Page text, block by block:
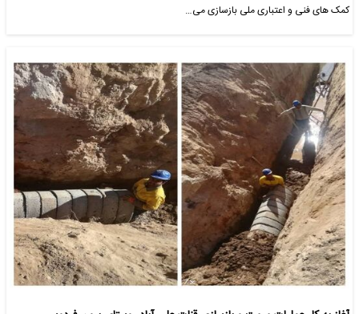
کمک های فنی و اعتباری ملی بازسازی می…